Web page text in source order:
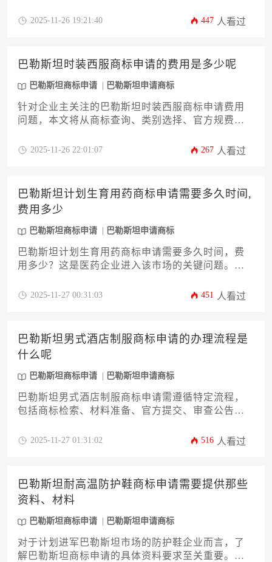
注的费用结构和时间周期提供精准数据参考，并特
2025-11-26 19:21:40 447 人看过
巴勒斯坦时装西服商标申请的费用是多少呢
巴勒斯坦商标申请 巴勒斯坦申请商标
针对企业主关注的巴勒斯坦时装西服商标申请费用
问题，本文将从商标查询、类别选择、官方规费、
文章结合当地法律实践与行业特性，详细拆解成本
标申请全流程，为服装企业提供兼具专业性与实操
性的决策参考。
2025-11-26 22:01:07 267 人看过
巴勒斯坦计划生育用药商标申请需要多久时间,
费用多少
巴勒斯坦商标申请 巴勒斯坦申请商标
巴勒斯坦计划生育用药商标申请需要多久时间，费
用多少？这是医药企业进入该市场的关键问题。本
费用构成及专业策略，帮助企业高效完成知识产权
2025-11-27 00:31:03 451 人看过
巴勒斯坦男式酒店制服商标申请的办理流程是
什么呢
巴勒斯坦商标申请 巴勒斯坦申请商标
巴勒斯坦男式酒店制服商标申请需遵循特定流程，
包括商标检索、材料准备、官方提交、审查公告及
及本土化合规要求，本文将以酒店服装行业为例系
2025-11-27 01:31:02 516 人看过
巴勒斯坦耐高温防护鞋商标申请需要提供那些
资料、材料
巴勒斯坦商标申请 巴勒斯坦申请商标
对于计划进军巴勒斯坦市场的防护鞋企业而言，了
解巴勒斯坦商标申请的具体资料要求至关重要。本